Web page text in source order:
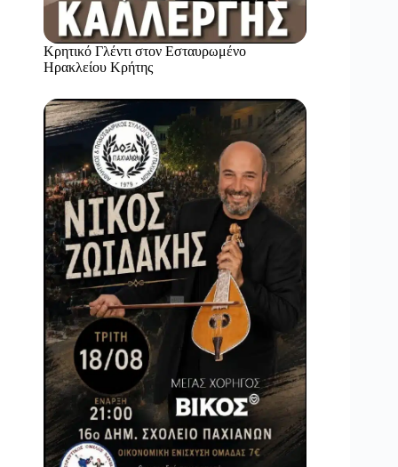
Κρητικό Γλέντι στον Εσταυρωμένο
Ηρακλείου Κρήτης